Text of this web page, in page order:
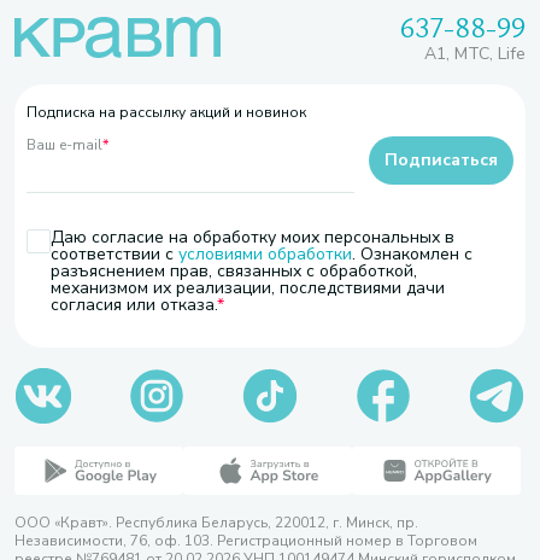
637-88-99
A1, МТС, Life
Подписка на рассылку акций и новинок
Ваш e-mail*
Даю согласие на обработку моих персональных в
соответствии с условиями обработки. Ознакомлен с
разъяснением прав, связанных с обработкой,
механизмом их реализации, последствиями дачи
согласия или отказа.
Подписаться
ООО «Кравт». Республика Беларусь, 220012, г. Минск, пр.
Независимости, 76, оф. 103. Регистрационный номер в Торговом